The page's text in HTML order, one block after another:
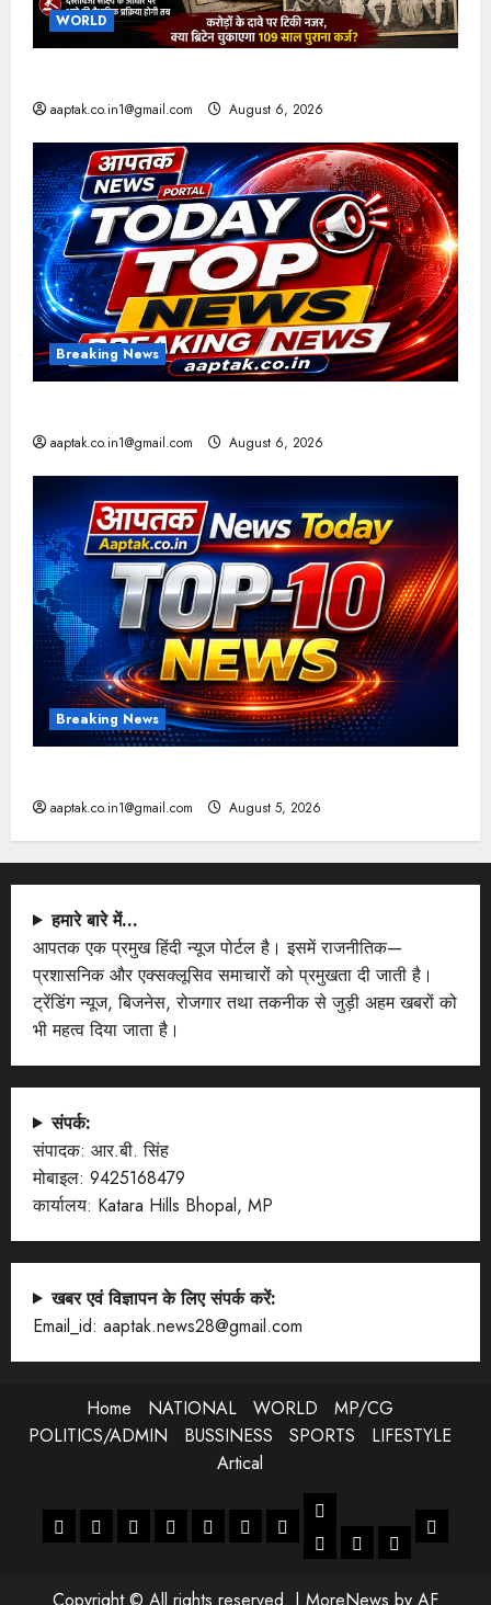
WORLD
aaptak.co.in1@gmail.com August 6, 2026
Breaking News
aaptak.co.in1@gmail.com August 6, 2026
Breaking News
aaptak.co.in1@gmail.com August 5, 2026
हमारे बारे में…
आपतक एक प्रमुख हिंदी न्यूज पोर्टल है। इसमें राजनीतिक—
प्रशासनिक और एक्सक्लूसिव समाचारों को प्रमुखता दी जाती है।
ट्रेंडिंग न्यूज, बिजनेस, रोजगार तथा तकनीक से जुड़ी अहम खबरों को
भी महत्व दिया जाता है।
संपर्क:
संपादक: आर.बी. सिंह
मोबाइल: 9425168479
कार्यालय: Katara Hills Bhopal, MP
खबर एवं विज्ञापन के लिए संपर्क करें:
Email_id: aaptak.news28@gmail.com
Home NATIONAL WORLD
MP/CG
POLITICS/ADMIN
BUSSINESS SPORTS
LIFESTYLE
Artical
HomeNATIONAL
WORLDMP/CGPOLITICS/ADMIN
BUSSINESS
SPORTS
LIFESTYLE
ENTERTANMENT
JOB LIFESTYLE
Artical
Copyright © All rights reserved. | MoreNews by AF